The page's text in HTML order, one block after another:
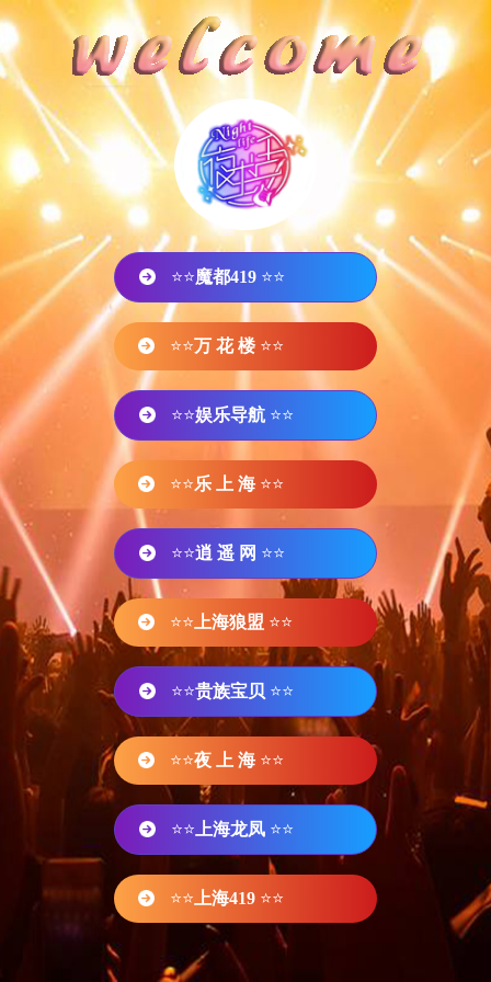
⭐⭐魔都419 ⭐⭐
⭐⭐万 花 楼 ⭐⭐
⭐⭐娱乐导航 ⭐⭐
⭐⭐乐 上 海 ⭐⭐
⭐⭐逍 遥 网 ⭐⭐
⭐⭐ 上海狼盟 ⭐⭐
⭐⭐贵族宝贝 ⭐⭐
⭐⭐夜 上 海 ⭐⭐
⭐⭐ 上海龙凤 ⭐⭐
⭐⭐ 上海419 ⭐⭐